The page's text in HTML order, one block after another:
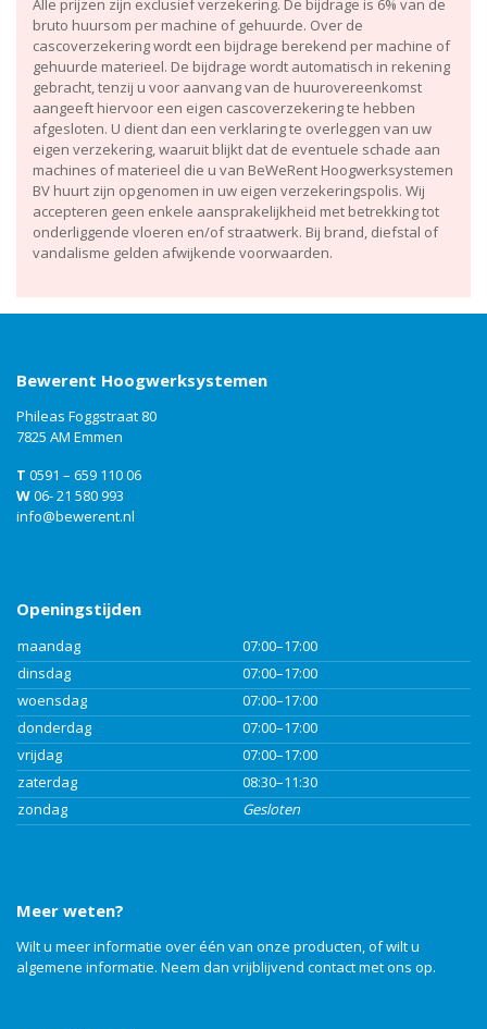
Alle prijzen zijn exclusief verzekering. De bijdrage is 6% van de
bruto huursom per machine of gehuurde. Over de
cascoverzekering wordt een bijdrage berekend per machine of
gehuurde materieel. De bijdrage wordt automatisch in rekening
gebracht, tenzij u voor aanvang van de huurovereenkomst
aangeeft hiervoor een eigen cascoverzekering te hebben
afgesloten. U dient dan een verklaring te overleggen van uw
eigen verzekering, waaruit blijkt dat de eventuele schade aan
machines of materieel die u van BeWeRent Hoogwerksystemen
BV huurt zijn opgenomen in uw eigen verzekeringspolis. Wij
accepteren geen enkele aansprakelijkheid met betrekking tot
onderliggende vloeren en/of straatwerk. Bij brand, diefstal of
vandalisme gelden afwijkende voorwaarden.
Bewerent Hoogwerksystemen
Phileas Foggstraat 80
7825 AM Emmen
T 0591 – 659 110 06
W06- 21 580 993
info@bewerent.nl
Openingstijden
maandag
07:00–17:00
dinsdag
07:00–17:00
woensdag
07:00–17:00
donderdag
07:00–17:00
vrijdag
07:00–17:00
zaterdag
08:30–11:30
zondag
Gesloten
Meer weten?
Wilt u meer informatie over één van onze producten, of wilt u
algemene informatie. Neem dan vrijblijvend contactmet ons op.